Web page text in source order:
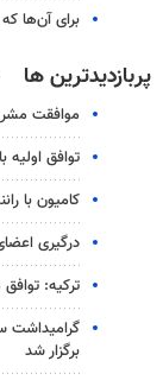
برای آن‌ها
پربازدیدترین ها
موافقت
توافق اولیه
کامیون با راننده ۸ ساله در اصفهان
درگیری
ترکیه:
گرامیداشت
برگزار شد